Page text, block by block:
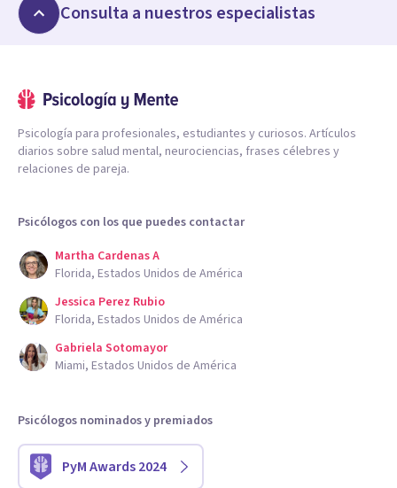
Consulta a nuestros especialistas
Psicología para profesionales, estudiantes y curiosos. Artículos
diarios sobre salud mental, neurociencias, frases célebres y
relaciones de pareja.
Psicólogos con los que puedes contactar
Martha Cardenas A
Florida, Estados Unidos de América
Jessica Perez Rubio
Florida, Estados Unidos de América
Gabriela Sotomayor
Miami, Estados Unidos de América
Psicólogos nominados y premiados
PyM Awards 2024